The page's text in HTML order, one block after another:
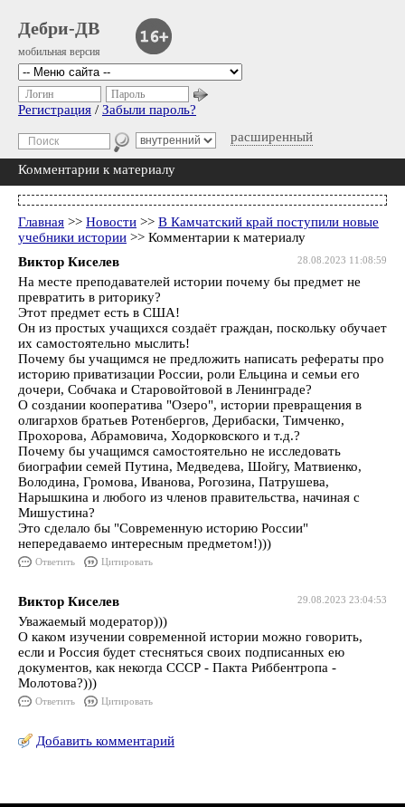
Дебри-ДВ
мобильная версия
расширенный
Логин Пароль
Регистрация / Забыли пароль?
Комментарии к материалу
Главная >> Новости >> В Камчатский край поступили новые
учебники истории >> Комментарии к материалу
28.08.2023 11:08:59
Виктор Киселев
На месте преподавателей истории почему бы предмет не
превратить в риторику?
Этот предмет есть в США!
Он из простых учащихся создаёт граждан, поскольку обучает
их самостоятельно мыслить!
Почему бы учащимся не предложить написать рефераты про
историю приватизации России, роли Ельцина и семьи его
дочери, Собчака и Старовойтовой в Ленинграде?
О создании кооператива "Озеро", истории превращения в
олигархов братьев Ротенбергов, Дерибаски, Тимченко,
Прохорова, Абрамовича, Ходорковского и т.д.?
Почему бы учащимся самостоятельно не исследовать
биографии семей Путина, Медведева, Шойгу, Матвиенко,
Володина, Громова, Иванова, Рогозина, Патрушева,
Нарышкина и любого из членов правительства, начиная с
Мишустина?
Это сделало бы "Современную историю России"
непередаваемо интересным предметом!)))
Ответить Цитировать
29.08.2023 23:04:53
Виктор Киселев
Уважаемый модератор)))
О каком изучении современной истории можно говорить,
если и Россия будет стесняться своих подписанных ею
документов, как некогда СССР - Пакта Риббентропа -
Молотова?)))
Ответить Цитировать
Добавить комментарий